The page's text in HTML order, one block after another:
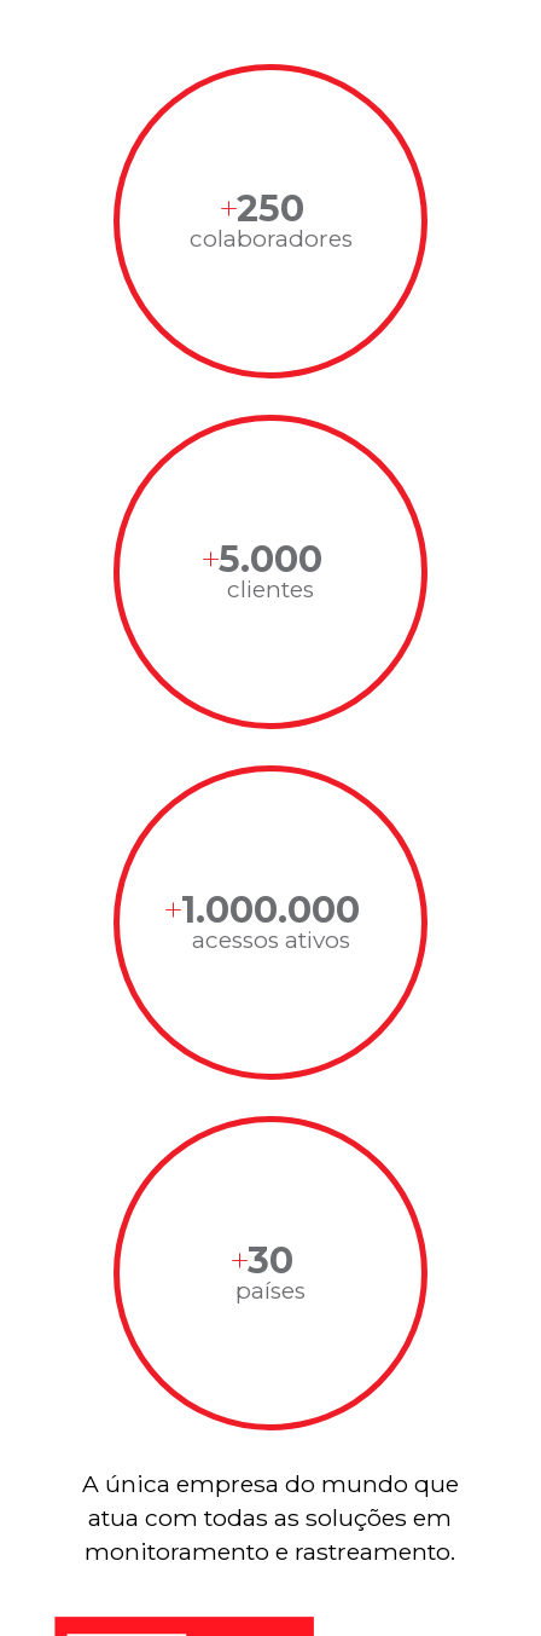
250
colaboradores
5.000
clientes
1.000.000
acessos ativos
30
países
A única empresa do mundo que
atua com todas as soluções em
monitoramento e rastreamento.